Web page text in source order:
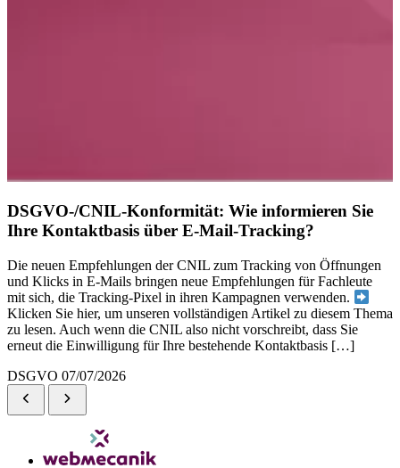
DSGVO-/CNIL-Konformität: Wie informieren Sie
Ihre Kontaktbasis über E-Mail-Tracking?
Die neuen Empfehlungen der CNIL zum Tracking von Öffnungen
und Klicks in E-Mails bringen neue Empfehlungen für Fachleute
mit sich, die Tracking-Pixel in ihren Kampagnen verwenden.
Klicken Sie hier, um unseren vollständigen Artikel zu diesem Thema
zu lesen. Auch wenn die CNIL also nicht vorschreibt, dass Sie
erneut die Einwilligung für Ihre bestehende Kontaktbasis […]
DSGVO 07/07/2026